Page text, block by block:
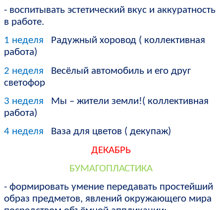
- воспитывать эстетический вкус и аккуратность
в работе.
1 неделя Радужный хоровод ( коллективная
работа)
2 неделя Весёлый автомобиль и его друг
светофор
3 неделя Мы – жители земли!( коллективная
работа)
4 неделя Ваза для цветов ( декупаж)
ДЕКАБРЬ
БУМАГОПЛАСТИКА
- формировать умение передавать простейший
образ предметов, явлений окружающего мира